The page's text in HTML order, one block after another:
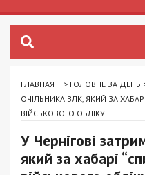
ГЛАВНАЯ > ГОЛОВНЕ ЗА ДЕНЬ
ОЧІЛЬНИКА ВЛК, ЯКИЙ ЗА
ВІЙСЬКОВОГО ОБЛІКУ
У Чернігові
який за хабарі